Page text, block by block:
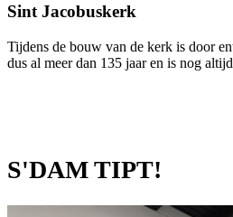
Sint Jacobuskerk
Tijdens de bouw van de kerk is door
dus al meer dan 135 jaar en is nog
S'DAM TIPT!